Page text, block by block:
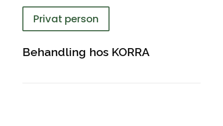
Privat person
Behandling hos KORRA